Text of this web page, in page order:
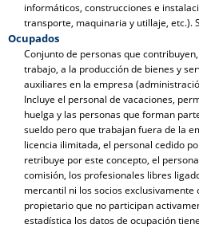
informáticos, construcciones e
transporte, maquinaria y utillaje, etc.).
Ocupados
Conjunto de personas que
trabajo, a la producción de bienes y
auxiliares en la empresa
Incluye el personal de vacaciones,
huelga y las personas que forman
sueldo pero que trabajan fuera de la
licencia ilimitada, el personal cedido
retribuye por este concepto, el
comisión, los profesionales libres
mercantil ni los socios
propietario que no participan
estadística los datos de ocupación